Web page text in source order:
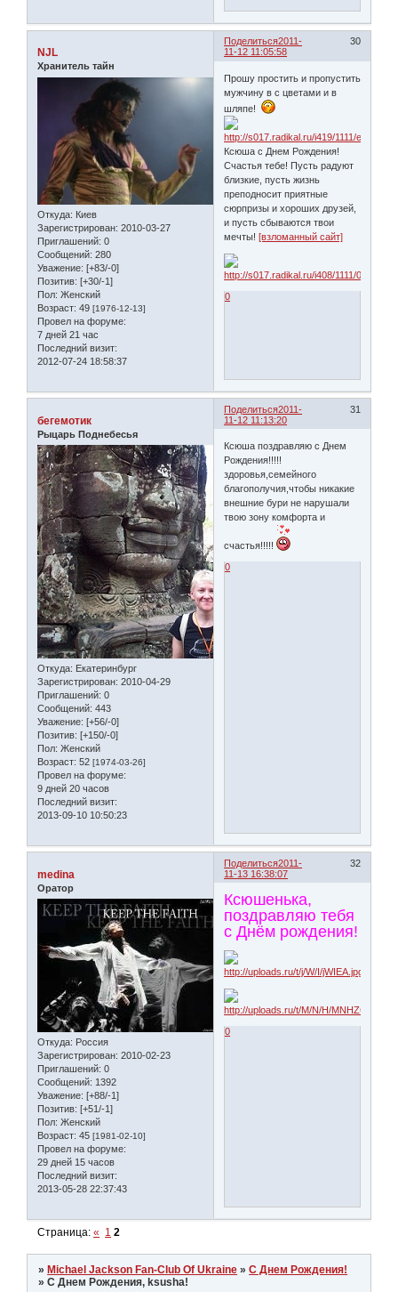
Поделиться 30
2011-
11-12 11:05:58
NJL
Хранитель тайн
Откуда: Киев
Зарегистрирован: 2010-03-27
Приглашений: 0
Сообщений: 280
Уважение: [+83/-0]
Позитив: [+30/-1]
Пол: Женский
Возраст: 49 [1976-12-13]
Провел на форуме:
7 дней 21 час
Последний визит:
2012-07-24 18:58:37
Прошу простить и пропустить
мужчину в с цветами и в
шляпе!
Ксюша с Днем Рождения!
Счастья тебе! Пусть радуют
близкие, пусть жизнь
преподносит приятные
сюрпризы и хороших друзей,
и пусть сбываются твои
мечты![взломанный сайт]
0
Поделиться 31
2011-
11-12 11:13:20
бегемотик
Рыцарь Поднебесья
Откуда: Екатеринбург
Зарегистрирован: 2010-04-29
Приглашений: 0
Сообщений: 443
Уважение: [+56/-0]
Позитив: [+150/-0]
Пол: Женский
Возраст: 52 [1974-03-26]
Провел на форуме:
9 дней 20 часов
Последний визит:
2013-09-10 10:50:23
Ксюша поздравляю с Днем
Рождения!!!!!
здоровья,семейного
благополучия,чтобы никакие
внешние бури не нарушали
твою зону комфорта и
счастья!!!!!
0
Поделиться 32
2011-
11-13 16:38:07
medina
Оратор
Откуда: Россия
Зарегистрирован: 2010-02-23
Приглашений: 0
Сообщений: 1392
Уважение: [+88/-1]
Позитив: [+51/-1]
Пол: Женский
Возраст: 45 [1981-02-10]
Провел на форуме:
29 дней 15 часов
Последний визит:
2013-05-28 22:37:43
Ксюшенька,
поздравляю тебя
с Днём рождения!
0
Страница:« 1 2
»Michael Jackson Fan-Club Of Ukraine »С Днем Рождения!
»С Днем Рождения, ksusha!